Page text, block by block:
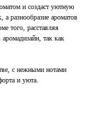
и создаст уютную
а разнообразие ароматов
того, расставляя
так как
с нежными нотами
и уюта.